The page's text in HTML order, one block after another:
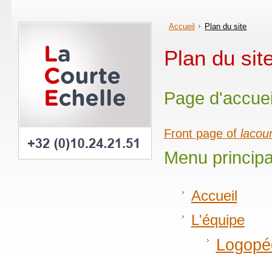
Accueil Plan du site
Plan du
Page
Front page of
Menu
Accueil
L'équipe